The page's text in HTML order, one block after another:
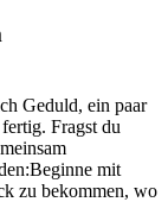
Geduld, ein paar
Fragst du
mit
zu bekommen, wo